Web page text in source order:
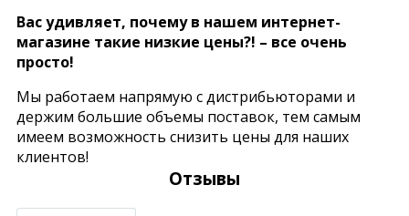
Вас удивляет, почему в нашем интернет-
магазине такие низкие цены?! – все очень
просто!
Мы работаем напрямую с дистрибьюторами и
держим большие объемы поставок, тем самым
имеем возможность снизить цены для наших
клиентов!
Отзывы